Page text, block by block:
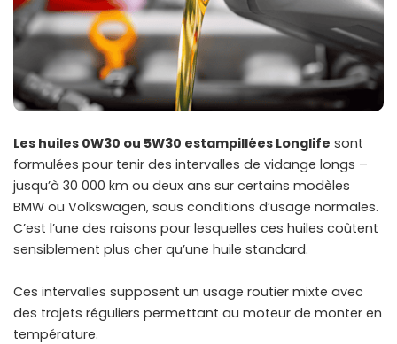
Les huiles 0W30 ou 5W30 estampillées Longlife sont
formulées pour tenir des intervalles de vidange longs –
jusqu’à 30 000 km ou deux ans sur certains modèles
BMW ou Volkswagen, sous conditions d’usage normales.
C’est l’une des raisons pour lesquelles ces huiles coûtent
sensiblement plus cher qu’une huile standard.
Ces intervalles supposent un usage routier mixte avec
des trajets réguliers permettant au moteur de monter en
température.